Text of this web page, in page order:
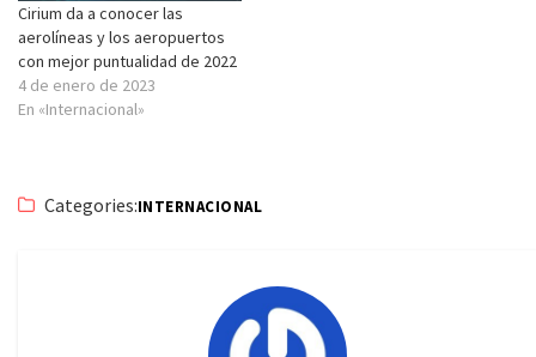
Cirium da a conocer las
aerolíneas y los aeropuertos
con mejor puntualidad de 2022
4 de enero de 2023
En «Internacional»
Categories:INTERNACIONAL